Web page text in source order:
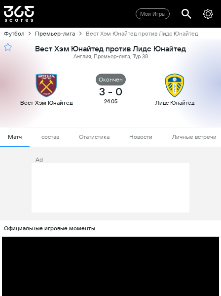
Мои Игры
Футбол Премьер-лига Вест Хэм Юнайтед против Лидс Юнайтед
Вест Хэм Юнайтед против Лидс Юнайтед
Англия, Премьер-лига, Тур 38
Вест Хэм Юнайтед
Oкончен
3 - 0
24.05 Лидс Юнайтед
Матч состав Статистика Новости Личные встречи
Ad
Официальные игровые моменты